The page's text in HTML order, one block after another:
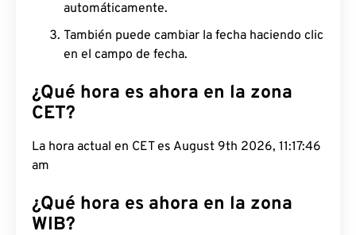
automáticamente.
También puede cambiar la fecha haciendo clic
en el campo de fecha.
¿Qué hora es ahora en la zona
CET?
La hora actual en CET es August 9th 2026, 11:17:47
am
¿Qué hora es ahora en la zona
WIB?